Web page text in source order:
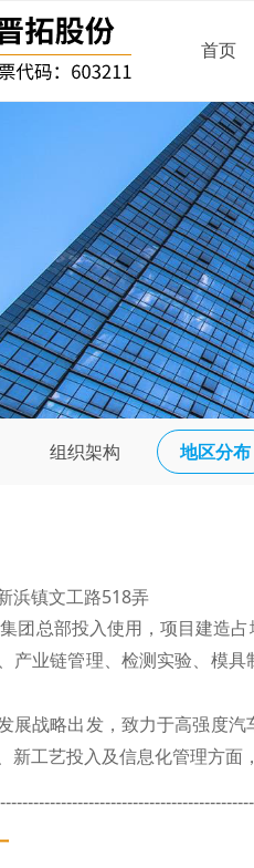
首页
组织架构 地区分布
浜镇文工路518弄
团总部投入使用，项目建造
产业链管理、检测实验、模
展战略出发，致力于高强度汽
新工艺投入及信息化管理方面